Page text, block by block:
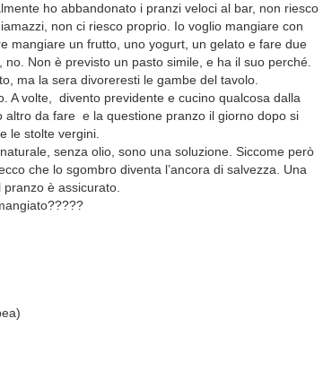
ho abbandonato i pranzi veloci al bar, non riesco
non ci riesco proprio. Io voglio mangiare con
mangiare un frutto, uno yogurt, un gelato e fare due
Non è previsto un pasto simile, e ha il suo perché.
ma la sera divoreresti le gambe del tavolo.
A volte, divento previdente e cucino qualcosa dalla
da fare e la questione pranzo il giorno dopo si
le stolte vergini.
senza olio, sono una soluzione. Siccome però
che lo sgombro diventa l’ancora di salvezza. Una
è assicurato.